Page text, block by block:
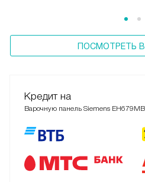
ПОСМОТРЕТЬ
Кредит на
Варочную панель Siemens